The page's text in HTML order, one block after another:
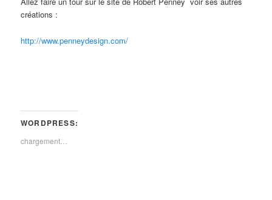
créations :
http://www.penneydesign.com/
WORDPRESS:
chargement…